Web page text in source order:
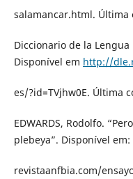
salamancar.html. Última
Diccionario de la Lengua
Disponível em http://
es/?id=TVjhw0E. Última
EDWARDS, Rodolfo.
plebeya”. Disponível
revistaanfbia.com/